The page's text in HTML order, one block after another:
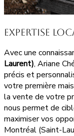
Expertise
Avec une
Laurent), Ariane
précis et
votre première
la vente de votre
nous permet de
maximiser vos
Montréal (Saint-